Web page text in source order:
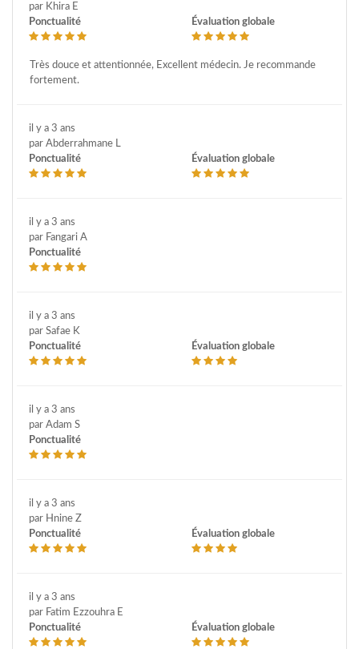
par Khira E
Ponctualité
Évaluation globale
Très douce et attentionnée, Excellent médecin. Je recommande
fortement.
il y a 3 ans
par Abderrahmane L
Ponctualité
Évaluation globale
il y a 3 ans
par Fangari A
Ponctualité
il y a 3 ans
par Safae K
Ponctualité
Évaluation globale
il y a 3 ans
par Adam S
Ponctualité
il y a 3 ans
par Hnine Z
Ponctualité
Évaluation globale
il y a 3 ans
par Fatim Ezzouhra E
Ponctualité
Évaluation globale